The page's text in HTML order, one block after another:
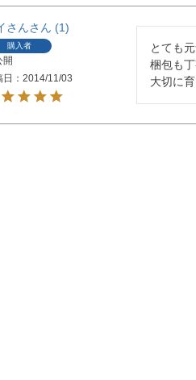
さん 1
購入者
開
2014/11/03
とても
梱包も
大切に育